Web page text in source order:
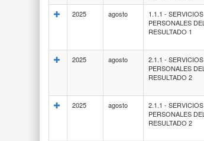
2025
agosto
1.1.1 - SERVICIOS
PERSONALES DEL
RESULTADO 1
2025
agosto
2.1.1 - SERVICIOS
PERSONALES DEL
RESULTADO 2
2025
agosto
2.1.1 - SERVICIOS
PERSONALES DEL
RESULTADO 2